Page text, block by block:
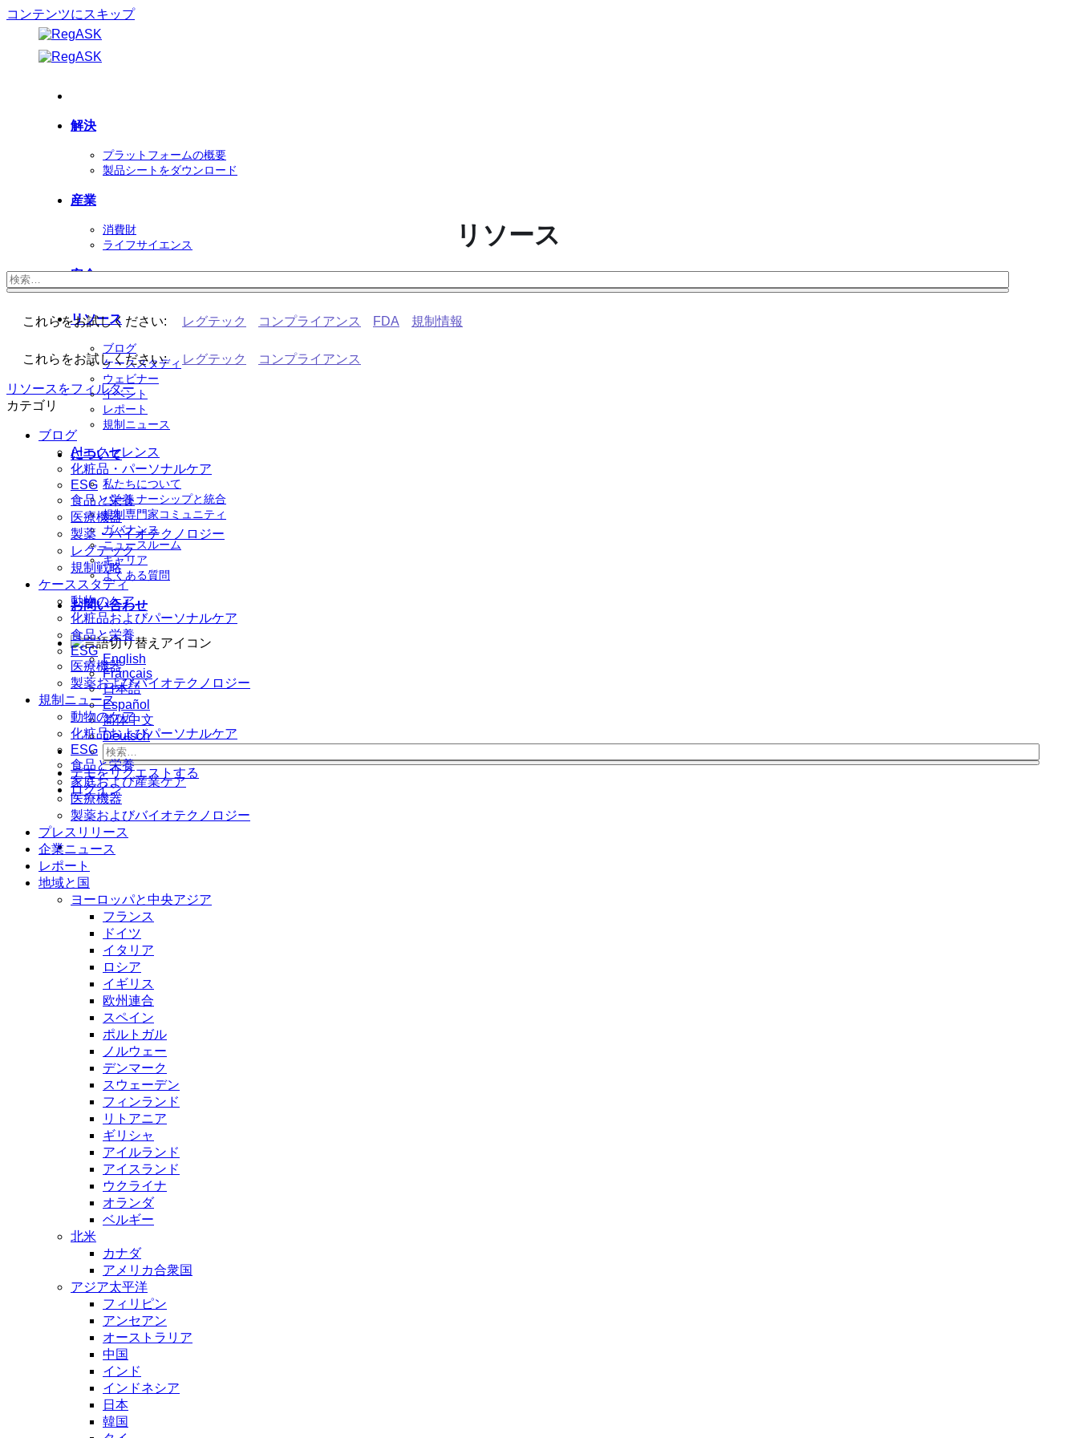
コンテンツにスキップ
解決
プラットフォームの概要
製品シートをダウンロード
産業
消費財
ライフサイエンス
安全
リソース
ブログ
ケーススタディ
ウェビナー
イベント
レポート
規制ニュース
について
私たちについて
パートナーシップと統合
規制専門家コミュニティ
ガバナンス
ニュースルーム
キャリア
よくある質問
お問い合わせ
English
Français
日本語
Español
简体中文
Deutsch
デモをリクエストする
ログイン
リソース
これらをお試しください: レグテック コンプライアンス FDA 規制情報
これらをお試しください: レグテック コンプライアンス
リソースをフィルター
カテゴリ
ブログ
AIエクセレンス
化粧品・パーソナルケア
ESG
食品と栄養
医療機器
製薬・バイオテクノロジー
レグテック
規制戦略
ケーススタディ
動物のケア
化粧品およびパーソナルケア
食品と栄養
ESG
医療機器
製薬およびバイオテクノロジー
規制ニュース
動物のケア
化粧品およびパーソナルケア
ESG
食品と栄養
家庭および産業ケア
医療機器
製薬およびバイオテクノロジー
プレスリリース
企業ニュース
レポート
地域と国
ヨーロッパと中央アジア
フランス
ドイツ
イタリア
ロシア
イギリス
欧州連合
スペイン
ポルトガル
ノルウェー
デンマーク
スウェーデン
フィンランド
リトアニア
ギリシャ
アイルランド
アイスランド
ウクライナ
オランダ
ベルギー
北米
カナダ
アメリカ合衆国
アジア太平洋
フィリピン
アンセアン
オーストラリア
中国
インド
インドネシア
日本
韓国